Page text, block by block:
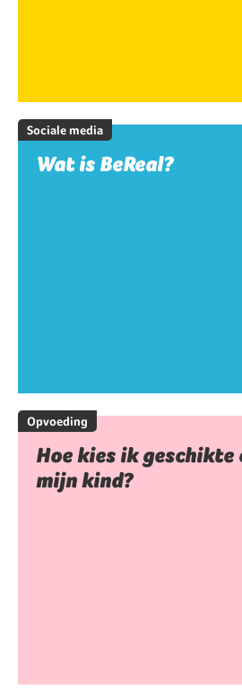
Sociale media
Wat is BeReal?
Opvoeding
Hoe kies ik
mijn kind?